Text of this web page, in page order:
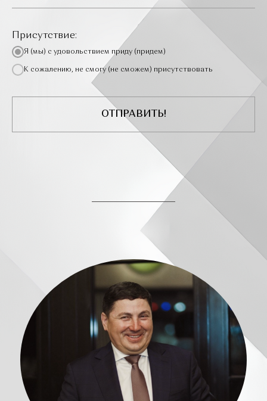
Присутствие:
Я (мы) с удовольствием приду (придем)
К сожалению, не смогу (не сможем) присутствовать
ОТПРАВИТЬ!